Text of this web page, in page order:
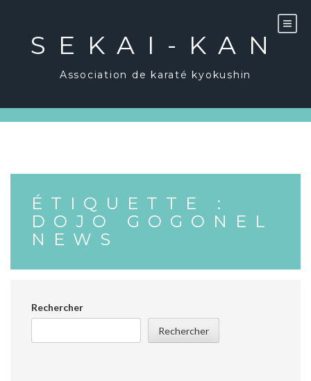
SEKAI-KAN
Association de karaté kyokushin
ÉTIQUETTE :
DOJO GOGONEL
NEWS
Rechercher
Rechercher